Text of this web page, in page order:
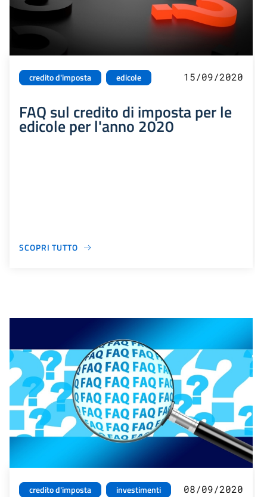
credito d'imposta edicole 15/09/2020
FAQ sul credito di imposta per le
edicole per l'anno 2020
SCOPRI TUTTO
credito d'imposta
investimenti
08/09/2020